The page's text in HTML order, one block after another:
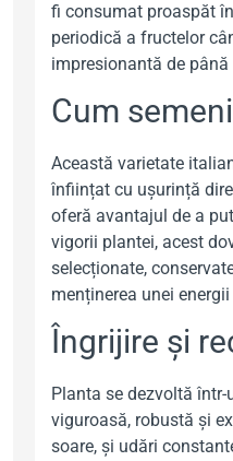
fi consumat proaspăt
periodică a fructelor
impresionantă de
Cum semeni
Această varietate
înființat cu ușurință
oferă avantajul de a
vigorii plantei, acest
selecționate,
menținerea unei
Îngrijire și
Planta se dezvoltă
viguroasă, robustă și
soare, și udări